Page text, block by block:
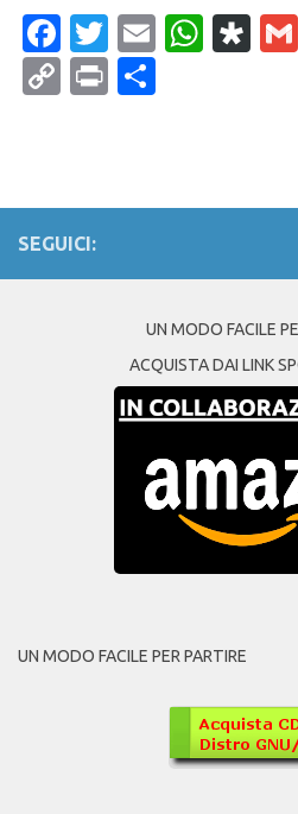
Facebook
Twitter
Email
CopyPrint
SEGUICI:
UN MODO FACILE
ACQUISTA DAI LINK
UN MODO FACILE PER PARTIRE